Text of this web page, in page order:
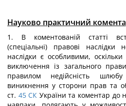
Науково практичний
1. В коментованій статті
(спеціальні) правові наслідки
наслідки є особливими,
виключення із загального
правилом недійсність
виникнення у сторони прав та
ст. 45 СК України та коментар до